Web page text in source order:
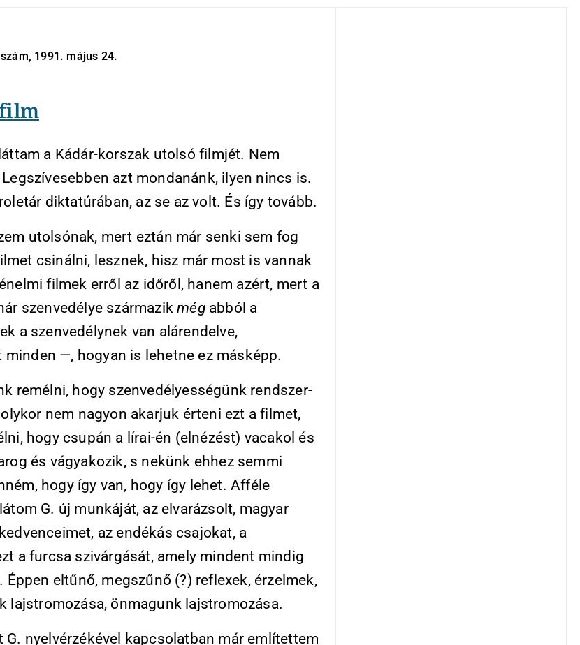
1991. május 24.
a Kádár-korszak utolsó filmjét. Nem
azt mondanánk, ilyen nincs is.
diktatúrában, az se az volt. És így tovább.
utolsónak, mert eztán már senki sem fog
csinálni, lesznek, hisz már most is vannak
filmek erről az időről, hanem azért, mert a
szenvedélye származikmégabból a
a szenvedélynek van alárendelve,
—, hogyan is lehetne ez másképp.
remélni, hogy szenvedélyességünk rendszer-
nem nagyon akarjuk érteni ezt a filmet,
hogy csupán a lírai-én (elnézést) vacakol és
és vágyakozik, s nekünk ehhez semmi
hogy így van, hogy így lehet. Afféle
G. új munkáját, az elvarázsolt, magyar
az endékás csajokat, a
a furcsa szivárgását, amely mindent mindig
eltűnő, megszűnő (?) reflexek, érzelmek,
lajstromozása, önmagunk lajstromozása.
nyelvérzékével kapcsolatban már említettem